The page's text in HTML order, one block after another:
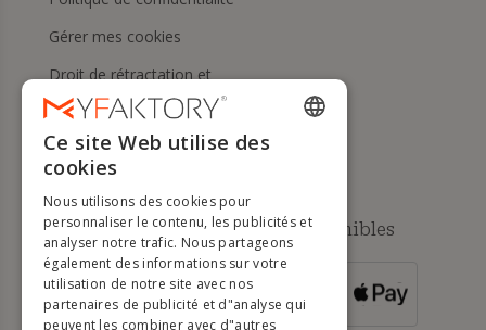
Gérer mes cookies
Droit de rétractation et
retours
Aide
Méthodes de paiement disponibles
POUR LES
COMMANDES
SUPÉRIEURES À
ENGLISH
DUTCH
GERMAN
Ce site Web utilise des
cookies
Nous utilisons des cookies pour
personnaliser le contenu, les publicités et
analyser notre trafic. Nous partageons
également des informations sur votre
utilisation de notre site avec nos
partenaires de publicité et d"analyse qui
peuvent les combiner avec d"autres